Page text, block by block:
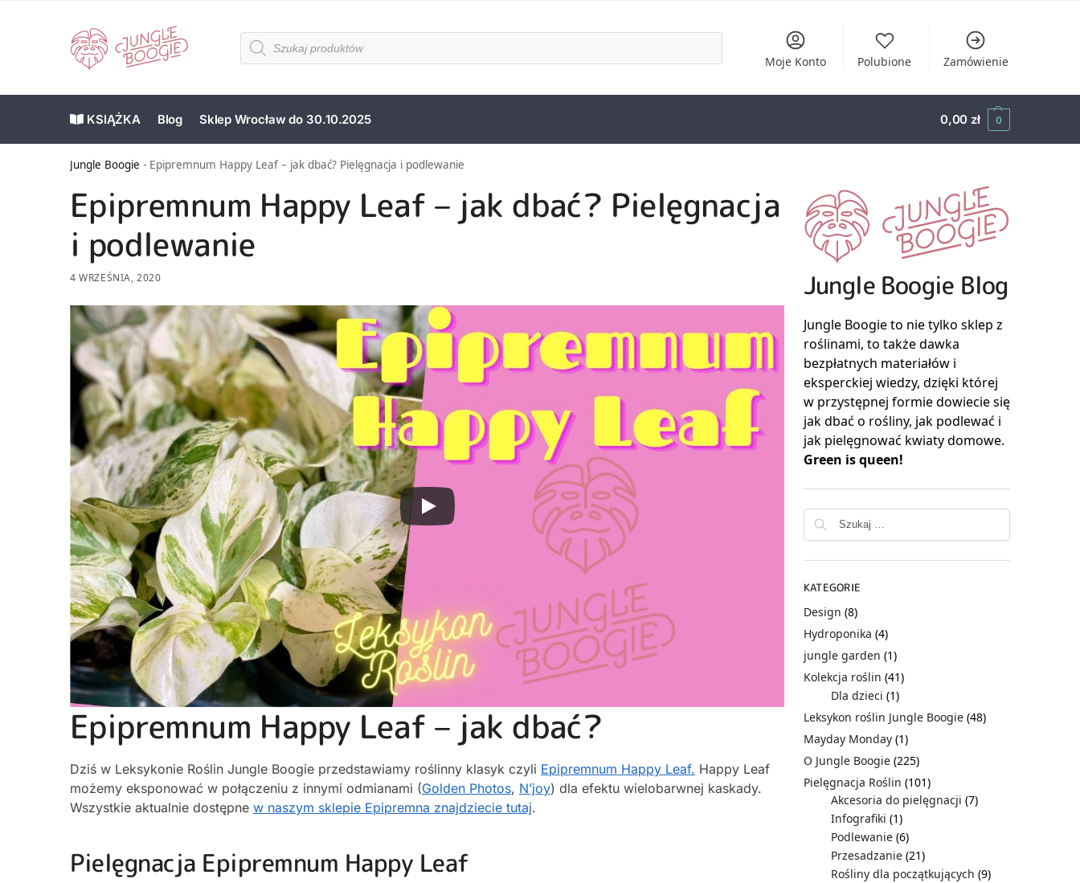
Moje Konto Polubione Zamówienie
KSIĄŻKA Blog Sklep Wrocław do 30.10.2025 0,00 zł 0
Jungle Boogie - Epipremnum Happy Leaf – jak dbać? Pielęgnacja i podlewanie
Epipremnum Happy Leaf – jak dbać? Pielęgnacja
i podlewanie
4 WRZEŚNIA, 2020
Epipremnum Happy Leaf – jak dbać?
Dziś w Leksykonie Roślin Jungle Boogie przedstawiamy roślinny klasyk czyli Epipremnum Happy Leaf. Happy Leaf
możemy eksponować w połączeniu z innymi odmianami (Golden Photos, N’joy) dla efektu wielobarwnej kaskady.
Wszystkie aktualnie dostępne w naszym sklepie Epipremna znajdziecie tutaj.
Pielęgnacja Epipremnum Happy Leaf
Jungle Boogie Blog
Jungle Boogie to nie tylko sklep z
roślinami, to także dawka
bezpłatnych materiałów i
eksperckiej wiedzy, dzięki której
w przystępnej formie dowiecie się
jak dbać o rośliny, jak podlewać i
jak pielęgnować kwiaty domowe.
Green is queen!
KATEGORIE
Design (8)
Hydroponika (4)
jungle garden (1)
Kolekcja roślin (41)
Dla dzieci (1)
Leksykon roślin Jungle Boogie(48)
Mayday Monday(1)
O Jungle Boogie(225)
Pielęgnacja Roślin (101)
Akcesoria do pielęgnacji (7)
Infografiki (1)
Podlewanie(6)
Przesadzanie(21)
Rośliny dla początkujących (9)